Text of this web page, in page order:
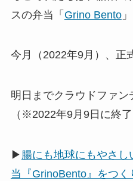
スの弁当「 Grino Bento
今月（2022年9月）、正
明日までクラウドファ
（※2022年9月9日に終了
▶ 腸にも地球にもやさ
当『GrinoBento』をつく